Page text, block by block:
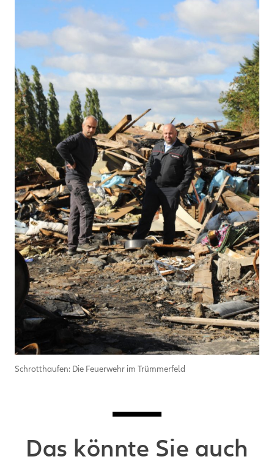
Schrotthaufen: Die Feuerwehr im Trümmerfeld
Das könnte Sie auch